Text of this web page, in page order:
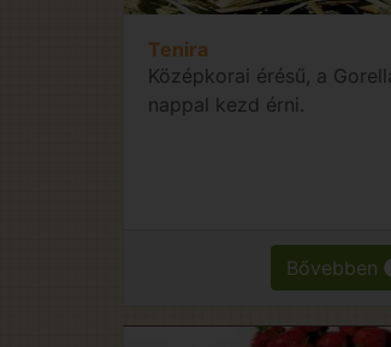
Tenira
Középkorai érésű, a
nappal kezd érni.
Bővebben